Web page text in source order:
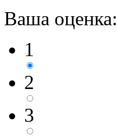
Ваша оценка:
1
2
3